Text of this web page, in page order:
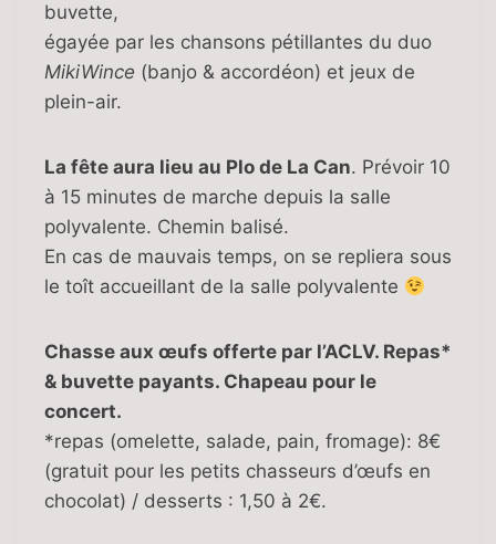
buvette,
égayée par les chansons pétillantes du duo
MikiWince (banjo & accordéon) et jeux de
plein-air.
La fête aura lieu au Plo de La Can. Prévoir 10
à 15 minutes de marche depuis la salle
polyvalente. Chemin balisé.
En cas de mauvais temps, on se repliera sous
le toît accueillant de la salle polyvalente
Chasse aux œufs offerte par l’ACLV. Repas*
& buvette payants. Chapeau pour le
concert.
*repas (omelette, salade, pain, fromage): 8€
(gratuit pour les petits chasseurs d’œufs en
chocolat) / desserts : 1,50 à 2€.